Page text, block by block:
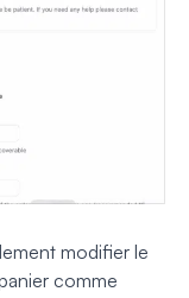
modifier le
comme